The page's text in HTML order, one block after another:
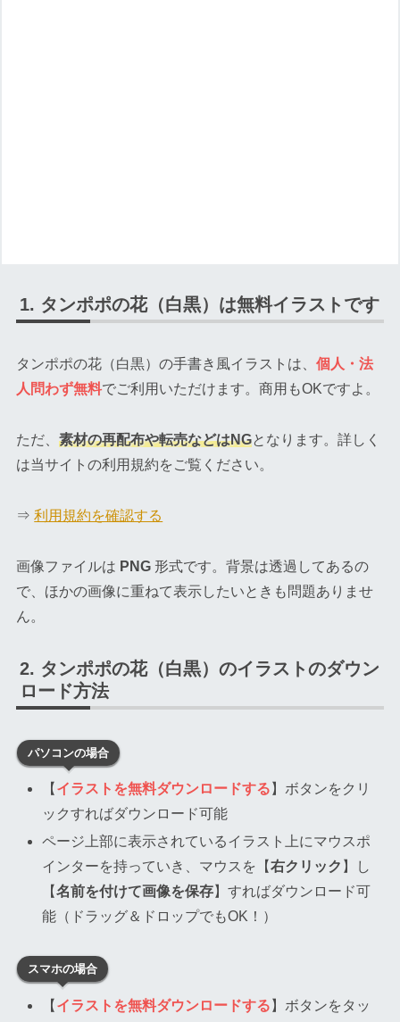
タンポポの花（白黒）は無料イラストです
タンポポの花（白黒）の手書き風イラストは、個人・法
人問わず無料でご利用いただけます。商用もOKですよ。
ただ、素材の再配布や転売などはNGとなります。詳しく
は当サイトの利用規約をご覧ください。
⇒利用規約を確認する
画像ファイルは PNG 形式です。背景は透過してあるの
で、ほかの画像に重ねて表示したいときも問題ありませ
ん。
タンポポの花（白黒）のイラストのダウン
ロード方法
パソコンの場合
【 イラストを無料ダウンロードする 】ボタンをクリ
ックすればダウンロード可能
ページ上部に表示されているイラスト上にマウスポ
インターを持っていき、マウスを【右クリック 】し
【名前を付けて画像を保存】すればダウンロード可
能（ドラッグ＆ドロップでもOK！）
スマホの場合
【 イラストを無料ダウンロードする 】ボタンをタッ